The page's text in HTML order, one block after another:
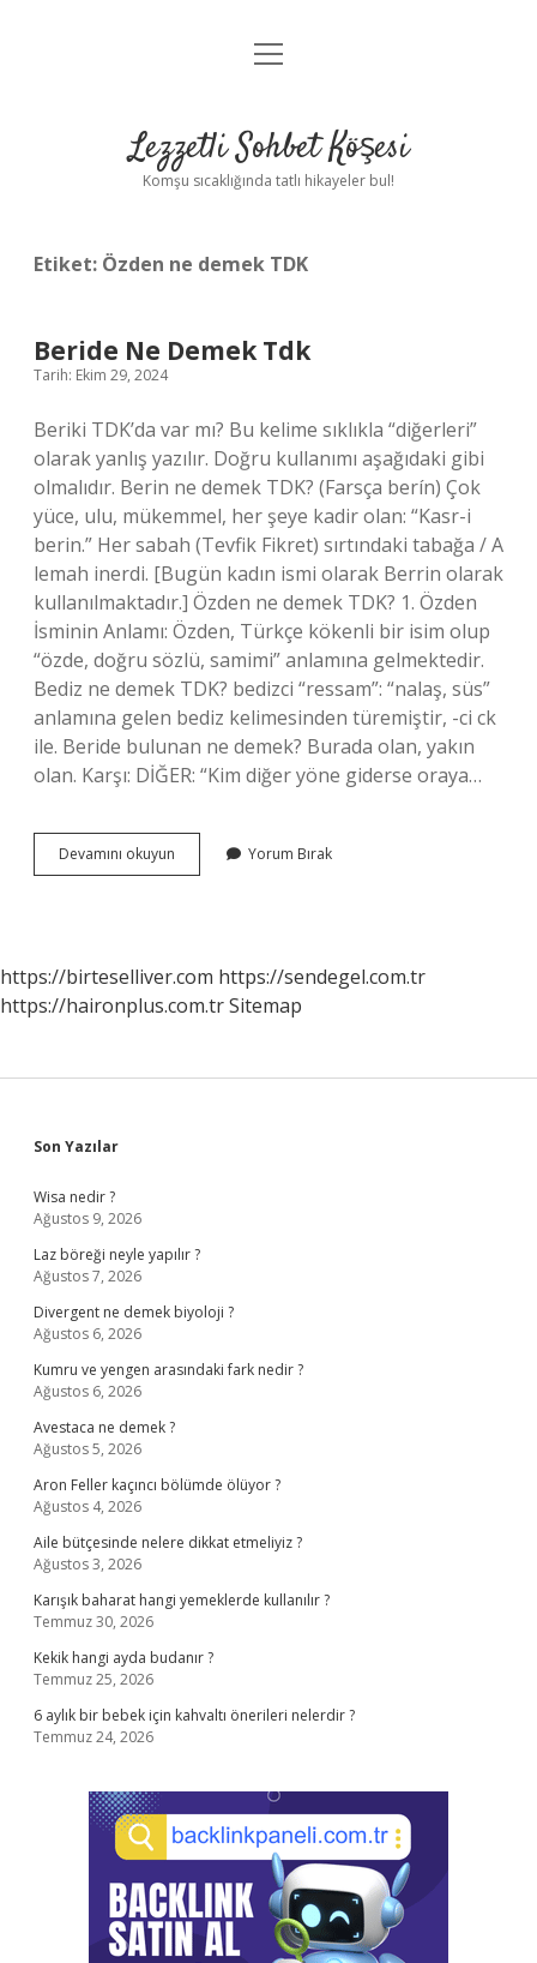
Anasayfa
Yasal Uyarı
menüyü
Lezzetli Sohbet Köşesi
Komşu sıcaklığında tatlı hikayeler bul!
Etiket: Özden ne demek TDK
Beride Ne Demek Tdk
Tarih: Ekim 29, 2024
Beriki TDK’da var mı? Bu kelime sıklıkla “diğerleri”
olarak yanlış yazılır. Doğru kullanımı aşağıdaki gibi
olmalıdır. Berin ne demek TDK? (Farsça berín) Çok
yüce, ulu, mükemmel, her şeye kadir olan: “Kasr-i
berin.” Her sabah (Tevfik Fikret) sırtındaki tabağa / A
lemah inerdi. [Bugün kadın ismi olarak Berrin olarak
kullanılmaktadır.] Özden ne demek TDK? 1. Özden
İsminin Anlamı: Özden, Türkçe kökenli bir isim olup
“özde, doğru sözlü, samimi” anlamına gelmektedir.
Bediz ne demek TDK? bedizci “ressam”: “nalaş, süs”
anlamına gelen bediz kelimesinden türemiştir, -ci ck
ile. Beride bulunan ne demek? Burada olan, yakın
olan. Karşı: DİĞER: “Kim diğer yöne giderse oraya…
Devamını okuyun
Ne
Yorum Bırak
https://birteselliver.com https://sendegel.com.tr
https://haironplus.com.trSitemap
Sidebar
Son Yazılar
Wisa nedir ?
Ağustos 9, 2026
Laz böreği neyle yapılır ?
Ağustos 7, 2026
Divergent ne demek biyoloji ?
Ağustos 6, 2026
Kumru ve yengen arasındaki fark nedir ?
Ağustos 6, 2026
Avestaca ne demek ?
Ağustos 5, 2026
Aron Feller kaçıncı bölümde ölüyor ?
Ağustos 4, 2026
Aile bütçesinde nelere dikkat etmeliyiz ?
Ağustos 3, 2026
Karışık baharat hangi yemeklerde kullanılır ?
Temmuz 30, 2026
Kekik hangi ayda budanır ?
Temmuz 25, 2026
6 aylık bir bebek için kahvaltı önerileri nelerdir ?
Temmuz 24, 2026